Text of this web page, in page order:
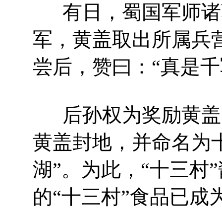
有日，蜀国军师诸
军，黄盖取出所属兵
尝后，赞曰：“真是
后孙权为奖励黄盖
黄盖封地，并命名为
湖”。为此，“十三村
的“十三村”食品已成